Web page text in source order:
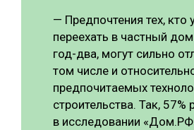
— Предпочтения тех, кто
переехать в частный
год-два, могут сильно
том числе и
предпочитаемых
строительства. Так, 57%
в исследовании